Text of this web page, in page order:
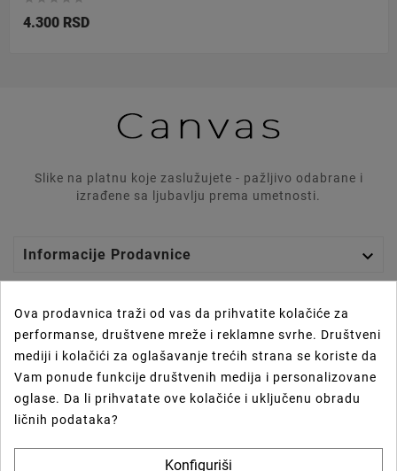
4.300 RSD
Slike na platnu koje zaslužujete - pažljivo odabrane i
izrađene sa ljubavlju prema umetnosti.
Informacije Prodavnice 
Vaš Nalog 
Prečice 
Ova prodavnica traži od vas da prihvatite kolačiće za
performanse, društvene mreže i reklamne svrhe. Društveni
mediji i kolačići za oglašavanje trećih strana se koriste da
Vam ponude funkcije društvenih medija i personalizovane
oglase. Da li prihvatate ove kolačiće i uključenu obradu
ličnih podataka?
Konfiguriši